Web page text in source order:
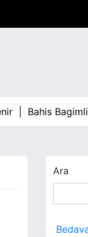
Bahis Bagimliligi
Ara